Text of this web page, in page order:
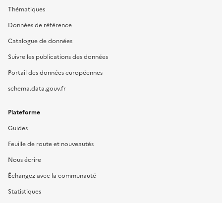
Thématiques
Données de référence
Catalogue de données
Suivre les publications des données
Portail des données européennes
schema.data.gouv.fr
Plateforme
Guides
Feuille de route et nouveautés
Nous écrire
Échangez avec la communauté
Statistiques